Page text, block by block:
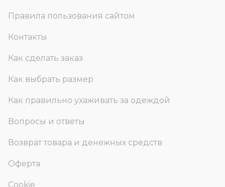
Правила пользования сайтом
Контакты
Как сделать заказ
Как выбрать размер
Как правильно ухаживать за одеждой
Вопросы и ответы
Возврат товара и денежных средств
Оферта
Cookie